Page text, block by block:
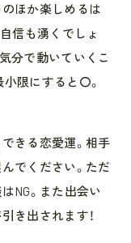
ほか楽しめるは
信も湧くでしょ
分で動いていくこ
限にすると〇。
きる恋愛運。相手
でください。ただ
NG。また出会い
き出されます！